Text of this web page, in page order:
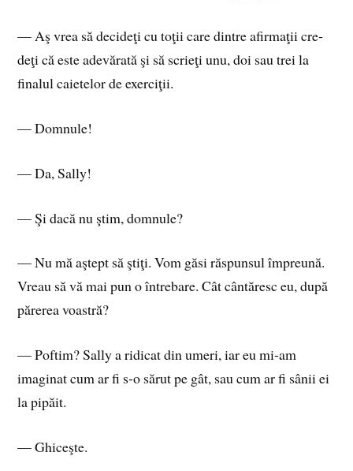
— Aş vrea să decideţi cu toţii care dintre afirmaţii cre­
deţi că este adevărată şi să scrieţi unu, doi sau trei la
fina­lul caietelor de exerciţii.
— Domnule!
— Da, Sally!
— Şi dacă nu ştim, domnule?
— Nu mă aştept să ştiţi. Vom găsi răspunsul împreună.
Vreau să vă mai pun o întrebare. Cât cântăresc eu, după
părerea voastră?
— Poftim? Sally a ridicat din umeri, iar eu mi‑am
imaginat cum ar fi s‑o sărut pe gât, sau cum ar fi sânii ei
la pipăit.
— Ghiceşte.